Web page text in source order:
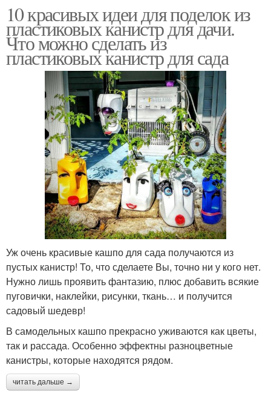
10 красивых идеи для поделок из
пластиковых канистр для дачи.
Что можно сделать из
пластиковых канистр для сада
Уж очень красивые кашпо для сада получаются из
пустых канистр! То, что сделаете Вы, точно ни у кого нет.
Нужно лишь проявить фантазию, плюс добавить всякие
пуговички, наклейки, рисунки, ткань… и получится
садовый шедевр!
В самодельных кашпо прекрасно уживаются как цветы,
так и рассада. Особенно эффектны разноцветные
канистры, которые находятся рядом.
читать дальше →